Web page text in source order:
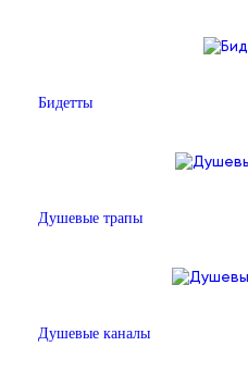
Бидетты
Душевые трапы
Душевые каналы